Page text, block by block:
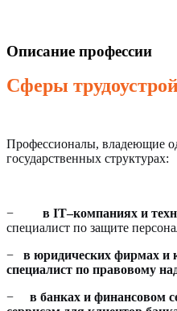
Описание профессии
Сферы
Профессионалы, владеющие
государственных структурах:
− в IT–компаниях и
специалист по защите
− в юридических фирмах и
специалист по правовому
− в банках и финансовом